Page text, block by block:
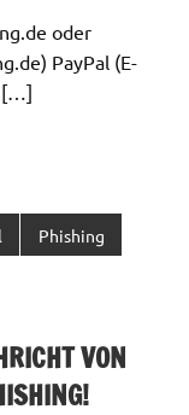
oder
) PayPal (E-
[…]
Phishing
VON